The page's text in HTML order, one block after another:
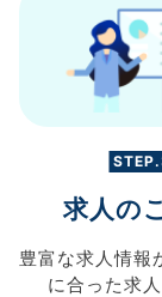
求人の
豊富な求人情報
に合った求